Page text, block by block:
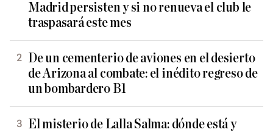
Madrid persisten y si no renueva el club le
traspasará este mes
De un cementerio de aviones en el desierto
de Arizona al combate: el inédito regreso de
un bombardero B1
El misterio de Lalla Salma: dónde está y